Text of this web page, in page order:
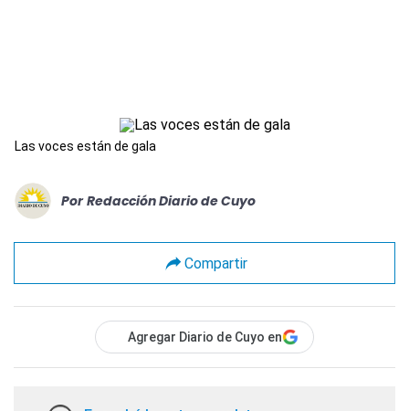
Las voces están de gala
Por Redacción Diario de Cuyo
Compartir
Agregar Diario de Cuyo en